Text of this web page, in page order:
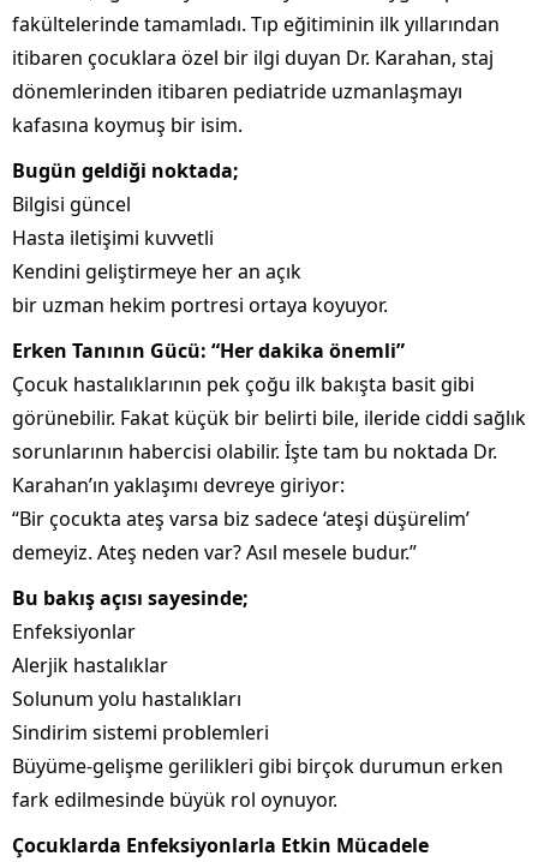
fakültelerinde tamamladı. Tıp eğitiminin ilk yıllarından
itibaren çocuklara özel bir ilgi duyan Dr. Karahan, staj
dönemlerinden itibaren pediatride uzmanlaşmayı
kafasına koymuş bir isim.
Bugün geldiği noktada;
Bilgisi güncel
Hasta iletişimi kuvvetli
Kendini geliştirmeye her an açık
bir uzman hekim portresi ortaya koyuyor.
Erken Tanının Gücü: “Her dakika önemli”
Çocuk hastalıklarının pek çoğu ilk bakışta basit gibi
görünebilir. Fakat küçük bir belirti bile, ileride ciddi sağlık
sorunlarının habercisi olabilir. İşte tam bu noktada Dr.
Karahan’ın yaklaşımı devreye giriyor:
“Bir çocukta ateş varsa biz sadece ‘ateşi düşürelim’
demeyiz. Ateş neden var? Asıl mesele budur.”
Bu bakış açısı sayesinde;
Enfeksiyonlar
Alerjik hastalıklar
Solunum yolu hastalıkları
Sindirim sistemi problemleri
Büyüme-gelişme gerilikleri gibi birçok durumun erken
fark edilmesinde büyük rol oynuyor.
Çocuklarda Enfeksiyonlarla Etkin Mücadele